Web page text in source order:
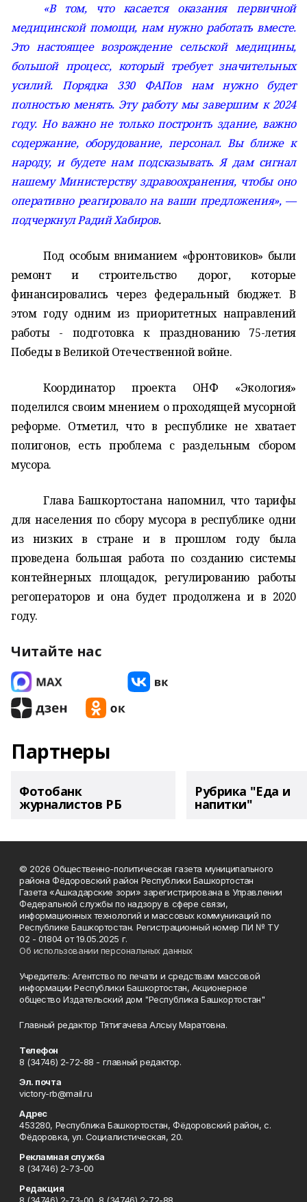
«В том, что касается оказания первичной
медицинской помощи, нам нужно работать вместе.
Это настоящее возрождение сельской медицины,
большой процесс, который требует значительных
усилий. Порядка 330 ФАПов нам нужно будет
полностью менять. Эту работу мы завершим к 2024
году. Но важно не только построить здание, важно
содержание, оборудование, персонал. Вы ближе к
народу, и будете нам подсказывать. Я дам сигнал
нашему Министерству здравоохранения, чтобы оно
оперативно реагировало на ваши предложения», —
подчеркнул Радий Хабиров.
Под особым вниманием «фронтовиков» были
ремонт и строительство дорог, которые
финансировались через федеральный бюджет. В
этом году одним из приоритетных направлений
работы - подготовка к празднованию 75-летия
Победы в Великой Отечественной войне.
Координатор проекта ОНФ «Экология»
поделился своим мнением о проходящей мусорной
реформе. Отметил, что в республике не хватает
полигонов, есть проблема с раздельным сбором
мусора.
Глава Башкортостана напомнил, что тарифы
для населения по сбору мусора в республике одни
из низких в стране и в прошлом году была
проведена большая работа по созданию системы
контейнерных площадок, регулированию работы
регоператоров и она будет продолжена и в 2020
году.
Читайте нас
Партнеры
Фотобанк
журналистов РБ
Рубрика "Еда и
напитки"
© 2026 Общественно-политическая газета муниципального
района Фёдоровский район Республики Башкортостан
Газета «Ашкадарские зори» зарегистрирована в Управлении
Федеральной службы по надзору в сфере связи,
информационных технологий и массовых коммуникаций по
Республике Башкортостан. Регистрационный номер ПИ № ТУ
02 - 01804 от 19.05.2025 г.
Об использовании персональных данных
Учредитель: Агентство по печати и средствам массовой
информации Республики Башкортостан, Акционерное
общество Издательский дом "Республика Башкортостан"
Главный редактор Тятигачева Алсыу Маратовна.
Телефон
8 (34746) 2-72-88 - главный редактор.
Эл. почта
victory-rb@mail.ru
Адрес
453280, Республика Башкортостан, Фёдоровский район, с.
Фёдоровка, ул. Социалистическая, 20.
Рекламная служба
8 (34746) 2-73-00
Редакция